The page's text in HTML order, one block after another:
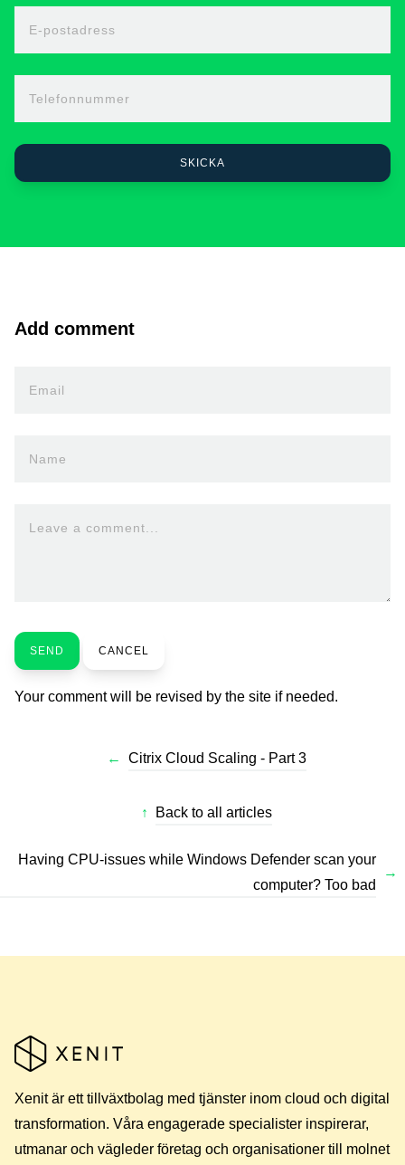
E-postadress
Telefonnummer
Add comment
Email
Name
Leave a comment...
SEND CANCEL
Your comment will be revised by the site if needed.
← Citrix Cloud Scaling - Part 3
↑ Back to all articles
Having CPU-issues while Windows Defender scan your
computer? Too bad
→
Xenit är ett tillväxtbolag med tjänster inom cloud och digital
transformation. Våra engagerade specialister inspirerar,
utmanar och vägleder företag och organisationer till molnet